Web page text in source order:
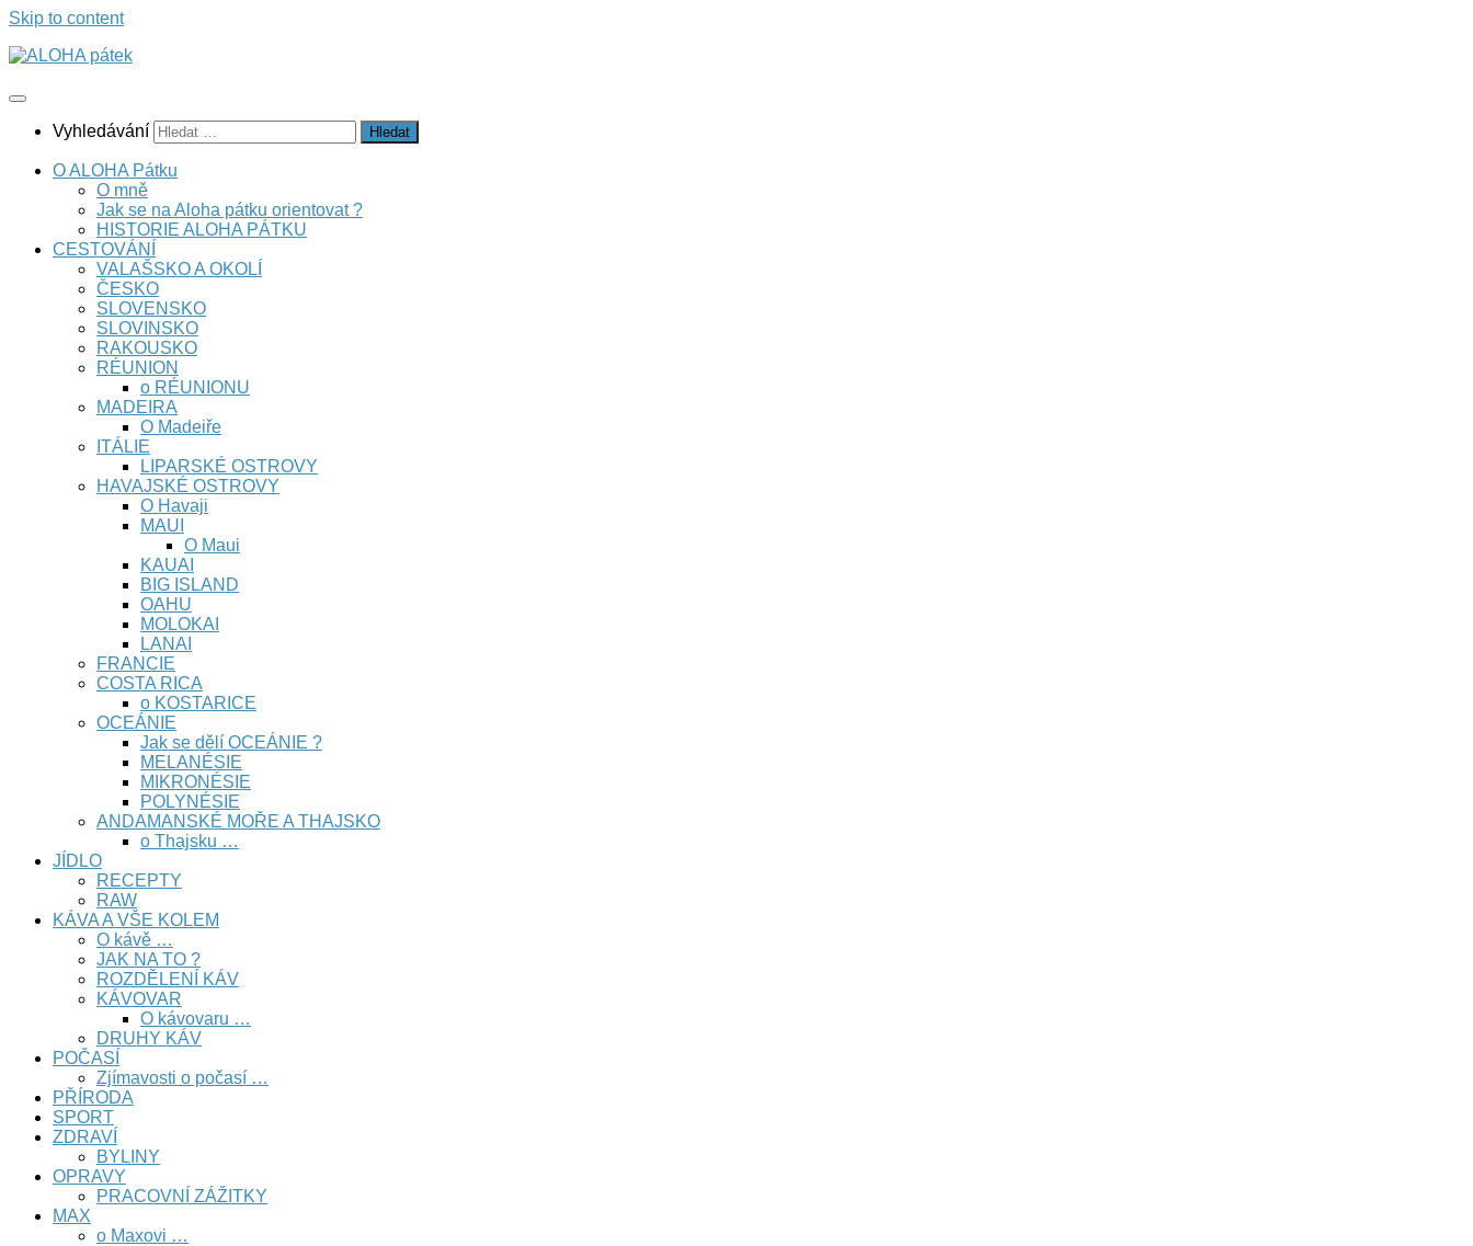
Skip to content
Vyhledávání
O ALOHA Pátku
O mně
Jak se na Aloha pátku orientovat ?
HISTORIE ALOHA PÁTKU
CESTOVÁNÍ
VALAŠSKO A OKOLÍ
ČESKO
SLOVENSKO
SLOVINSKO
RAKOUSKO
RÉUNION
o RÉUNIONU
MADEIRA
O Madeiře
ITÁLIE
LIPARSKÉ OSTROVY
HAVAJSKÉ OSTROVY
O Havaji
MAUI
O Maui
KAUAI
BIG ISLAND
OAHU
MOLOKAI
LANAI
FRANCIE
COSTA RICA
o KOSTARICE
OCEÁNIE
Jak se dělí OCEÁNIE ?
MELANÉSIE
MIKRONÉSIE
POLYNÉSIE
ANDAMANSKÉ MOŘE A THAJSKO
o Thajsku …
JÍDLO
RECEPTY
RAW
KÁVA A VŠE KOLEM
O kávě …
JAK NA TO ?
ROZDĚLENÍ KÁV
KÁVOVAR
O kávovaru …
DRUHY KÁV
POČASÍ
Zjímavosti o počasí …
PŘÍRODA
SPORT
ZDRAVÍ
BYLINY
OPRAVY
PRACOVNÍ ZÁŽITKY
MAX
o Maxovi …